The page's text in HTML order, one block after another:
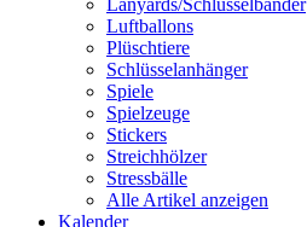
Lanyards/Schlüsselbänder
Luftballons
Plüschtiere
Schlüsselanhänger
Spiele
Spielzeuge
Stickers
Streichhölzer
Stressbälle
Alle Artikel anzeigen
Kalender